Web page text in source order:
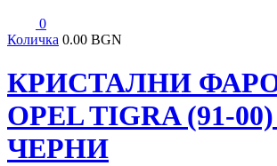
0
Количка 0.00 BGN
КРИСТАЛНИ
OPEL TIGRA (91-
ЧЕРНИ